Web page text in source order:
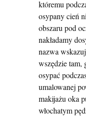
któremu
osypany cień
obszaru pod
nakładamy
nazwa
wszędzie tam,
osypać
umalowanej
makijażu oka
włochatym